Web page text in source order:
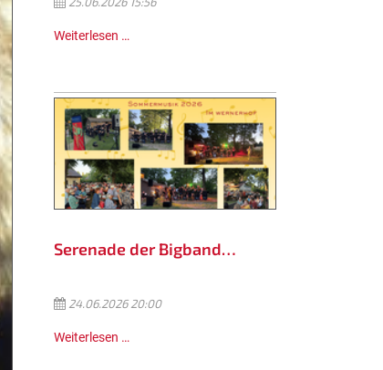
Weiterlesen …
Serenade der Bigband…
24.06.2026 20:00
Weiterlesen …